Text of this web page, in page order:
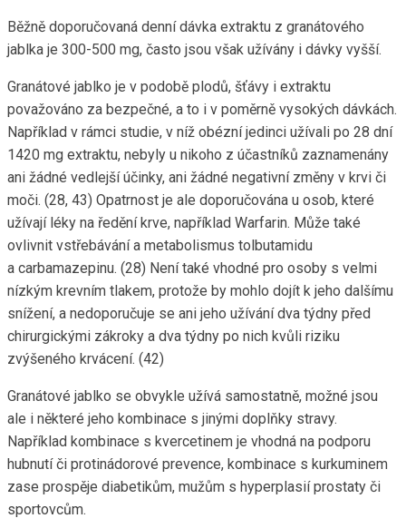
Běžně doporučovaná denní dávka extraktu z granátového
jablka je 300-500 mg, často jsou však užívány i dávky vyšší.
Granátové jablko je v podobě plodů, šťávy i extraktu
považováno za bezpečné, a to i v poměrně vysokých dávkách.
Například v rámci studie, v níž obézní jedinci užívali po 28 dní
1420 mg extraktu, nebyly u nikoho z účastníků zaznamenány
ani žádné vedlejší účinky, ani žádné negativní změny v krvi či
moči. (28, 43) Opatrnost je ale doporučována u osob, které
užívají léky na ředění krve, například Warfarin. Může také
ovlivnit vstřebávání a metabolismus tolbutamidu
a carbamazepinu. (28) Není také vhodné pro osoby s velmi
nízkým krevním tlakem, protože by mohlo dojít k jeho dalšímu
snížení, a nedoporučuje se ani jeho užívání dva týdny před
chirurgickými zákroky a dva týdny po nich kvůli riziku
zvýšeného krvácení. (42)
Granátové jablko se obvykle užívá samostatně, možné jsou
ale i některé jeho kombinace s jinými doplňky stravy.
Například kombinace s kvercetinem je vhodná na podporu
hubnutí či protinádorové prevence, kombinace s kurkuminem
zase prospěje diabetikům, mužům s hyperplasií prostaty či
sportovcům.